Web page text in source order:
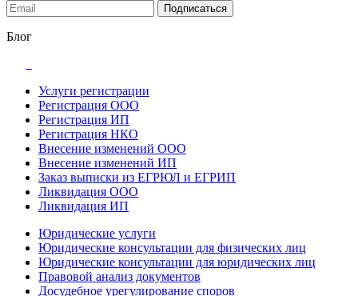
Подписаться
Блог
Услуги регистрации
Регистрация ООО
Регистрация ИП
Регистрация НКО
Внесение изменений ООО
Внесение изменений ИП
Заказ выписки из ЕГРЮЛ и ЕГРИП
Ликвидация ООО
Ликвидация ИП
Юридические услуги
Юридические консультации для физических лиц
Юридические консультации для юридических лиц
Правовой анализ документов
Досудебное урегулирование споров